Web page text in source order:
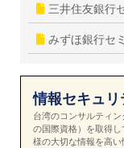
三井住友銀行
みずほ銀行セ
情報セキュ
台湾のコンサルティ
の国際資格）を取得
様の大切な情報を高い